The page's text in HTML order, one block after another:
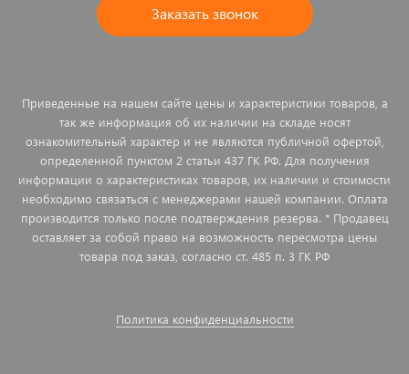
Заказать звонок
Приведенные на нашем сайте цены и характеристики товаров, а
так же информация об их наличии на складе носят
ознакомительный характер и не являются публичной офертой,
определенной пунктом 2 статьи 437 ГК РФ. Для получения
информации о характеристиках товаров, их наличии и стоимости
необходимо связаться с менеджерами нашей компании. Оплата
производится только после подтверждения резерва. * Продавец
оставляет за собой право на возможность пересмотра цены
товара под заказ, согласно ст. 485 п. 3 ГК РФ
Политика конфиденциальности